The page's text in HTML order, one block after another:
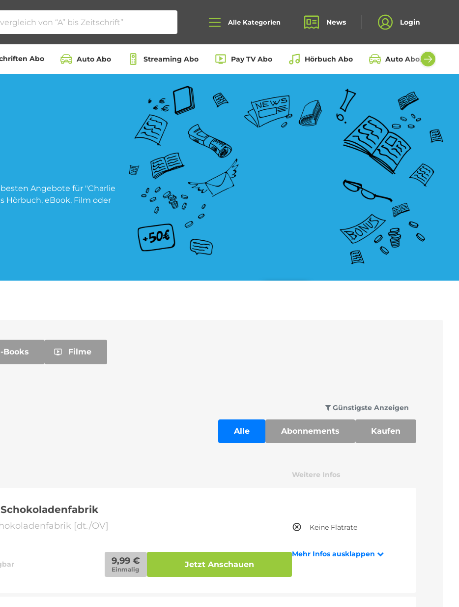
Alle Kategorien News Login
Abo Auto Abo Streaming Abo Pay TV Abo Hörbuch Abo Auto Abos aller
Beauty Box Abo Bio Box Abo
Fahrrad Abo
Kino Abo Kochbox Abo
Angebote für "Charlie
Hörbuch, eBook, Film oder
Books Filme
Günstigste Anzeigen
Alle Abonnements Kaufen
Weitere Infos
[dt./OV]
9,99 €
Einmalig
Jetzt Anschauen
Keine Flatrate
Mehr Infos ausklappen